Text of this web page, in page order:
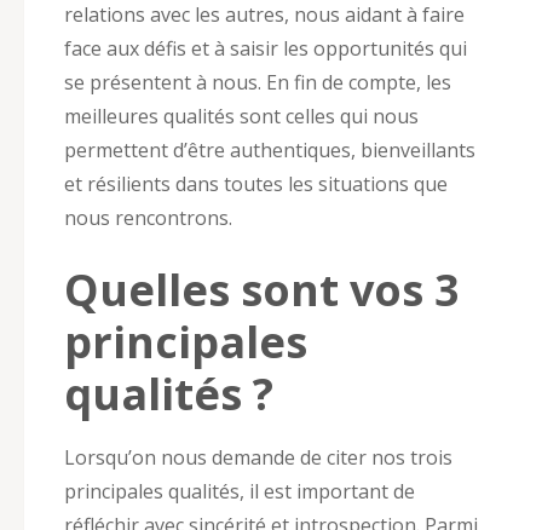
relations avec les autres, nous aidant à faire
face aux défis et à saisir les opportunités qui
se présentent à nous. En fin de compte, les
meilleures qualités sont celles qui nous
permettent d’être authentiques, bienveillants
et résilients dans toutes les situations que
nous rencontrons.
Quelles sont vos 3
principales
qualités ?
Lorsqu’on nous demande de citer nos trois
principales qualités, il est important de